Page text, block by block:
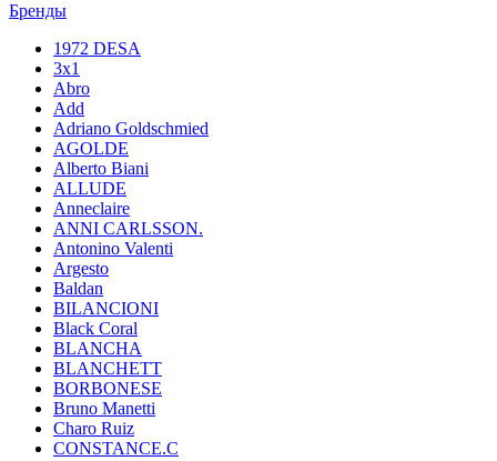
Бренды
1972 DESA
3x1
Abro
Add
Adriano Goldschmied
AGOLDE
Alberto Biani
ALLUDE
Anneclaire
ANNI CARLSSON.
Antonino Valenti
Argesto
Baldan
BILANCIONI
Black Coral
BLANCHA
BLANCHETT
BORBONESE
Bruno Manetti
Charo Ruiz
CONSTANCE.C